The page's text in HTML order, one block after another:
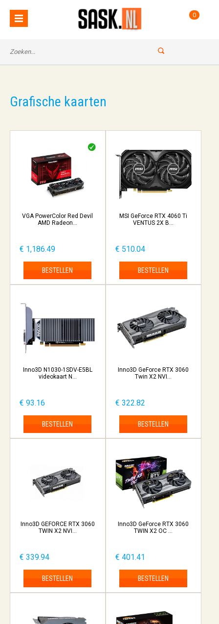
0
Grafische kaarten
VGA PowerColor Red Devil
AMD Radeon...
€ 1,186.49
BESTELLEN
MSI GeForce RTX 4060 Ti
VENTUS 2X B...
€ 510.04
BESTELLEN
Inno3D N1030-1SDV-E5BL
videokaart N...
€ 93.16
BESTELLEN
Inno3D GeForce RTX 3060
Twin X2 NVI...
€ 322.82
BESTELLEN
Inno3D GEFORCE RTX 3060
TWIN X2 NVI...
€ 339.94
BESTELLEN
Inno3D GeForce RTX 3060
TWIN X2 OC ...
€ 401.41
BESTELLEN